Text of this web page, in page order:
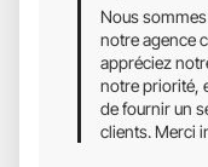
Nous
notre agence
appréciez
notre priorité,
de fournir un
clients. Merci